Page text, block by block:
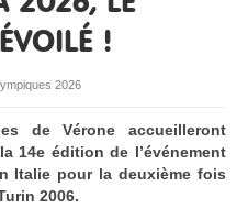
!
2026
de Vérone accueilleront
14e édition de l’événement
Italie pour la deuxième fois
2006.